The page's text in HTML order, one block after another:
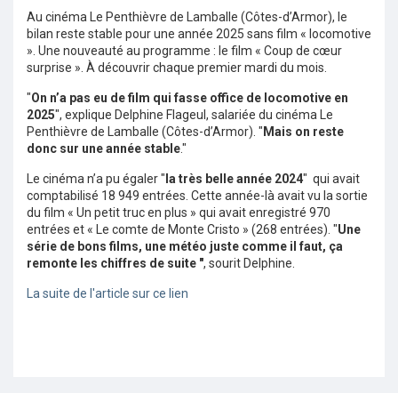
Au cinéma Le Penthièvre de Lamballe (Côtes-d’Armor), le
bilan reste stable pour une année 2025 sans film « locomotive
». Une nouveauté au programme : le film « Coup de cœur
surprise ». À découvrir chaque premier mardi du mois.
"On n’a pas eu de film qui fasse office de locomotive en
2025", explique Delphine Flageul, salariée du cinéma Le
Penthièvre de Lamballe (Côtes-d’Armor). " Mais on reste
donc sur une année stable."
Le cinéma n’a pu égaler " la très belle année 2024" qui avait
comptabilisé 18 949 entrées. Cette année-là avait vu la sortie
du film « Un petit truc en plus » qui avait enregistré 970
entrées et « Le comte de Monte Cristo » (268 entrées). "Une
série de bons films, une météo juste comme il faut, ça
remonte les chiffres de suite ", sourit Delphine.
La suite de l'article sur ce lien